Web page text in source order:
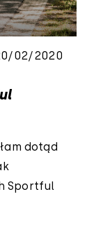
02/2020
dotąd
Sportful